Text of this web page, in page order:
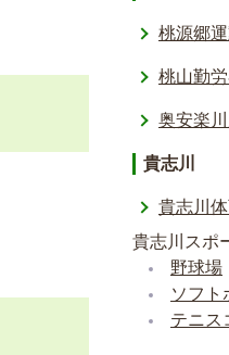
桃源郷
桃山勤
奥安楽
貴志川
貴志川
貴志川スポ
野球場
ソフト
テニス